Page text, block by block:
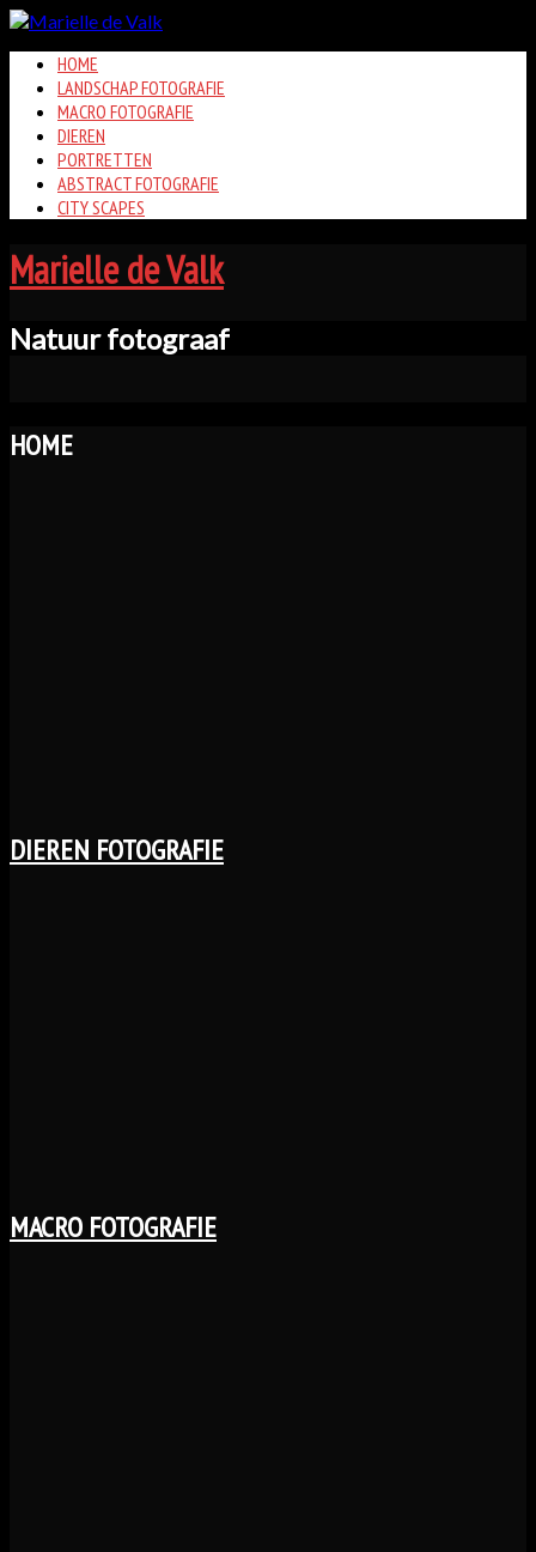
HOME
LANDSCHAP FOTOGRAFIE
MACRO FOTOGRAFIE
DIEREN
PORTRETTEN
ABSTRACT FOTOGRAFIE
CITY SCAPES
Marielle de Valk
Natuur fotograaf
HOME
DIEREN FOTOGRAFIE
MACRO FOTOGRAFIE